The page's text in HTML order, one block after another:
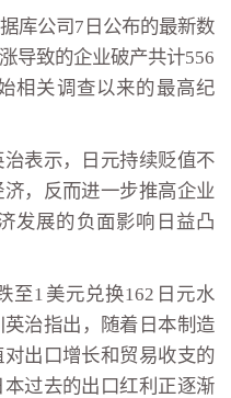
库公司7日公布的最新数
导致的企业破产共计556
相关调查以来的最高纪
表示，日元持续贬值不
，反而进一步推高企业
发展的负面影响日益凸
至1美元兑换162日元水
治指出，随着日本制造
出口增长和贸易收支的
过去的出口红利正逐渐